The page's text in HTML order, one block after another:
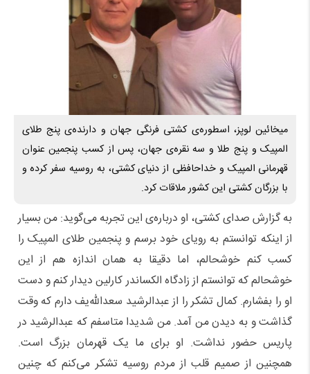
میخائین لوپز، اسطوره‌ی کشتی فرنگی جهان و دارنده‌ی پنج طلای
المپیک و پنج طلا و سه نقره‌ی جهان، پس از کسب پنجمین عنوان
قهرمانی المپیک و خداحافظی از دنیای کشتی، به روسیه سفر کرده و
با بزرگان کشتی این کشور ملاقات کرد.
به گزارش صدای کشتی، او درباره‌ی این تجربه می‌گوید: من بسیار
از اینکه توانستم به رویای خود برسم و پنجمین طلای المپیک را
کسب کنم خوشحالم، اما دقیقا به همان اندازه هم از این
خوشحالم که توانستم از زادگاه الکساندر کارلین دیدار کنم و دست
او را بفشارم. کمال تشکر را از عبدالرشید سعدالله‌یف دارم که وقت
گذاشت و به دیدن من آمد. من شدیدا متاسفم که عبدالرشید در
پاریس حضور نداشت. او برای ما یک قهرمان بزرگ است.
همچنین از صمیم قلب از مردم روسیه تشکر می‌کنم که چنین